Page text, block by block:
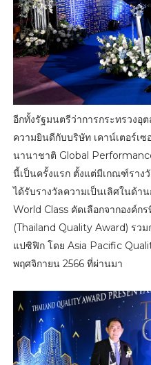
อีกทั้งรัฐมนตรีว่าการกระทรวงอุ
ความยินดีกับบริษัท เคาน์เตอร์เ
นานาชาติ Global
นี้เป็นครั้งแรก ตั้งแต่มีเกณฑ์ราง
ได้รับรางวัลความเป็นเลิศในด้า
World Class คัดเลือกจากองค์ก
(Thailand Quality Award) รวม
แปซิฟิก โดย Asia Pacific
พฤศจิกายน 2566 ที่ผ่านมา